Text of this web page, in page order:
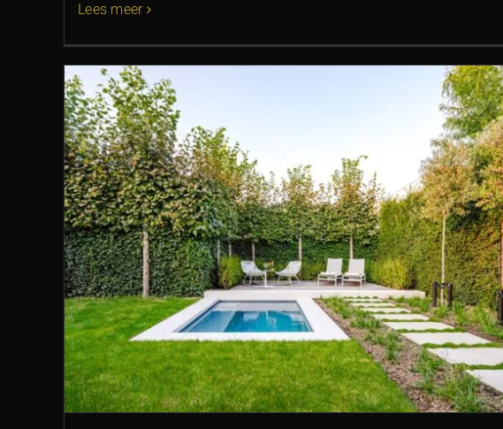
Lees meer
Meer tijd in de mediterrane tuin